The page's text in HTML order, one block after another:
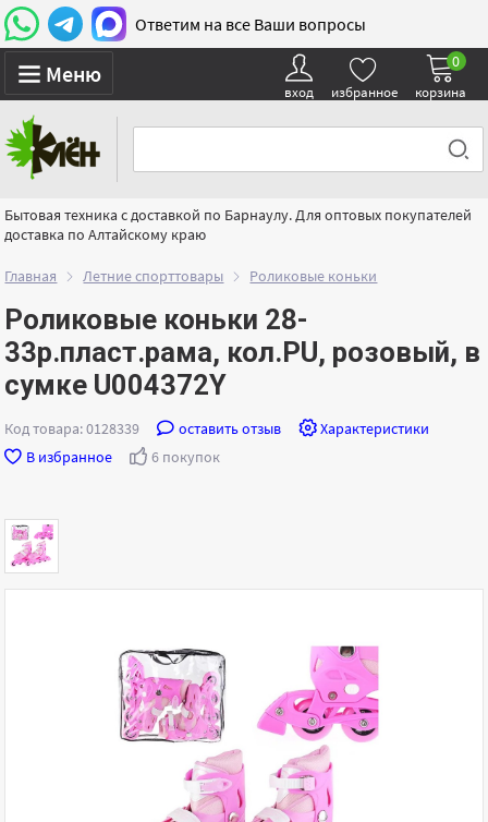
Ответим на все Ваши вопросы
Меню
вход избранное корзина
0
Бытовая техника с доставкой по Барнаулу. Для оптовых покупателей
доставка по Алтайскому краю
Главная Летние спорттовары Роликовые коньки
Роликовые коньки 28-
33р.пласт.рама, кол.PU, розовый, в
сумке U004372Y
Код товара: 0128339 оставить отзыв
Характеристики
В избранное
6 покупок